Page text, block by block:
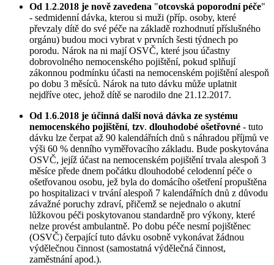
Od 1.2.2018 je nově zavedena "otcovská poporodní péče"
- sedmidenní dávka, kterou si muži (příp. osoby, které
převzaly dítě do své péče na základě rozhodnutí příslušného
orgánu) budou moci vybrat v prvních šesti týdnech po
porodu. Nárok na ni mají OSVČ, které jsou účastny
dobrovolného nemocenského pojištění, pokud splňují
zákonnou podmínku účasti na nemocenském pojištění alespoň
po dobu 3 měsíců. Nárok na tuto dávku může uplatnit
nejdříve otec, jehož dítě se narodilo dne 21.12.2017.
Od 1.6.2018 je účinná další nová dávka ze systému
nemocenského pojištění, tzv. dlouhodobé ošetřovné - tuto
dávku lze čerpat až 90 kalendářních dnů s náhradou příjmů ve
výši 60 % denního vyměřovacího základu. Bude poskytována
OSVČ, jejíž účast na nemocenském pojištění trvala alespoň 3
měsíce přede dnem počátku dlouhodobé celodenní péče o
ošetřovanou osobu, jež byla do domácího ošetření propuštěna
po hospitalizaci v trvání alespoň 7 kalendářních dnů z důvodu
závažné poruchy zdraví, přičemž se nejednalo o akutní
lůžkovou péči poskytovanou standardně pro výkony, které
nelze provést ambulantně. Po dobu péče nesmí pojištěnec
(OSVČ) čerpající tuto dávku osobně vykonávat žádnou
výdělečnou činnost (samostatná výdělečná činnost,
zaměstnání apod.).